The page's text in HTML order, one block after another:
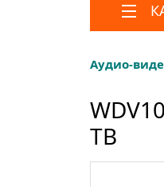
Аудио-
TB